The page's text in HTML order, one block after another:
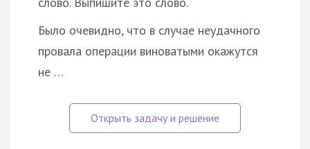
Было очевидно, что в случае неудачного
провала операции виноватыми окажутся
не …